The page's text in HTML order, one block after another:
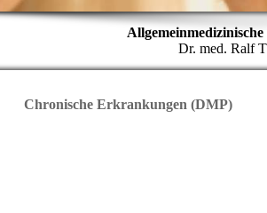
Dr. med. Ralf
Chronische Erkrankungen (DMP)